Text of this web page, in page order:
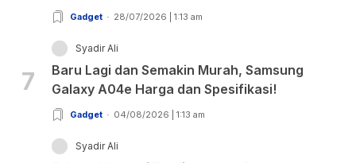
Gadget 28/07/2026 | 1:13 am
7
Syadir Ali
Baru Lagi dan Semakin Murah, Samsung
Galaxy A04e Harga dan Spesifikasi!
Gadget 04/08/2026 | 1:13 am
Syadir Ali